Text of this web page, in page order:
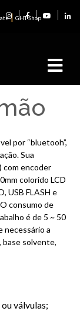
| GHT Shop
por “bluetooh”,
Sua
com encoder
colorido LCD
USB FLASH e
consumo de
é de 5 ~ 50
necessário a
base solvente,
válvulas;